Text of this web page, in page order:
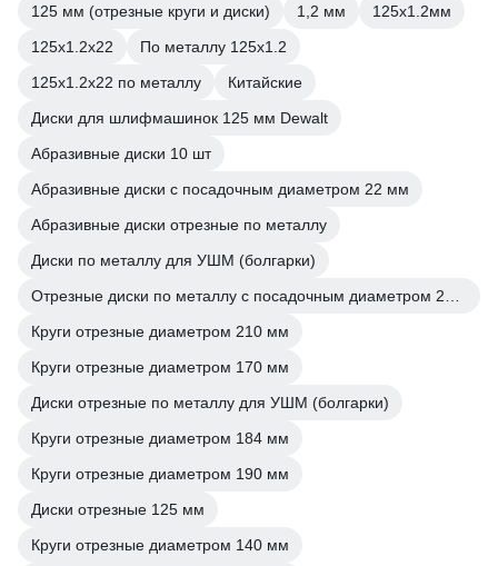
125 мм (отрезные круги и диски)
1,2 мм
125х1.2мм
125х1.2х22
По металлу 125х1.2
125х1.2х22 по металлу
Китайские
Диски для шлифмашинок 125 мм Dewalt
Абразивные диски 10 шт
Абразивные диски с посадочным диаметром 22 мм
Абразивные диски отрезные по металлу
Диски по металлу для УШМ (болгарки)
Круги отрезные диаметром 210 мм
Круги отрезные диаметром 170 мм
Диски отрезные по металлу для УШМ (болгарки)
Круги отрезные диаметром 184 мм
Круги отрезные диаметром 190 мм
Диски отрезные 125 мм
Круги отрезные диаметром 140 мм